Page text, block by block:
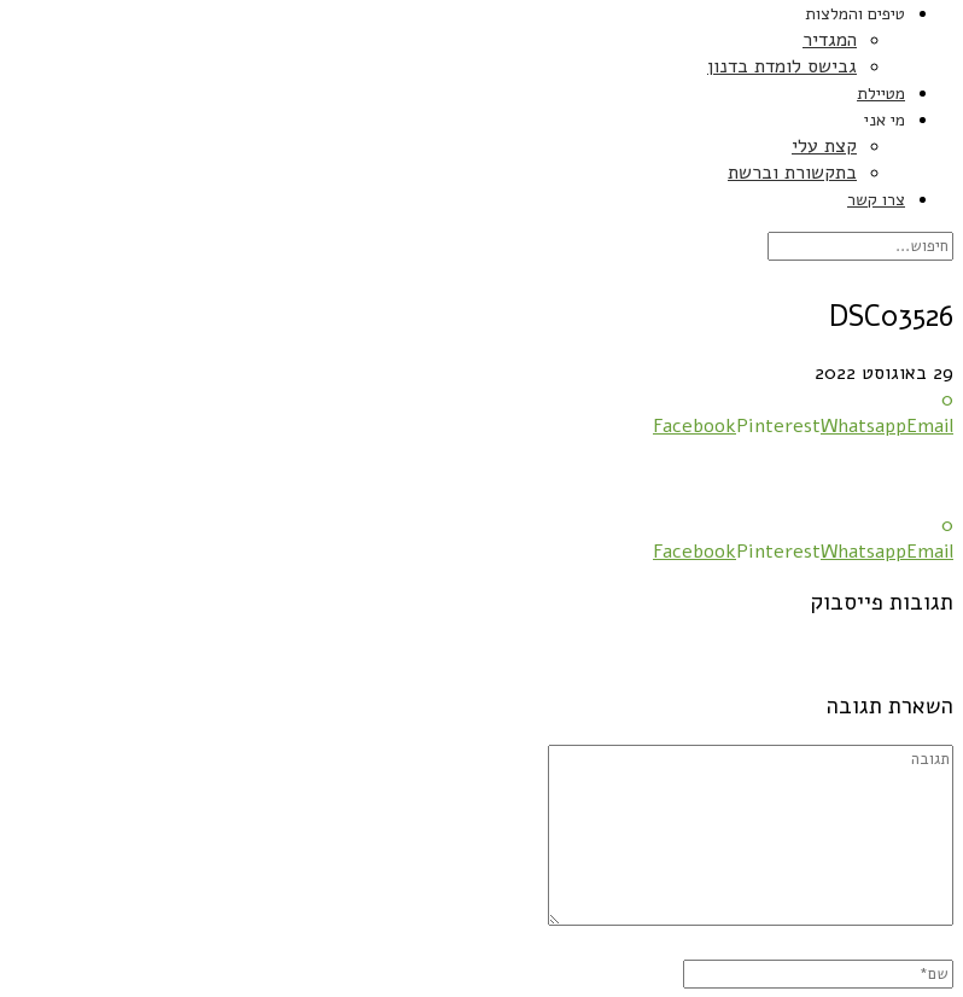
טיפים והמלצות
המגדיר
גבישס לומדת בדנון
מטיילת
מי אני
קצת עלי
בתקשורת וברשת
צרו קשר
DSC03526
29 באוגוסט 2022
0
FacebookPinterestWhatsappEmail
0
FacebookPinterestWhatsappEmail
תגובות פייסבוק
השארת תגובה